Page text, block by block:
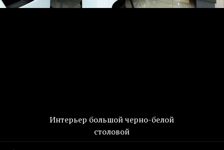
Интерьер большой черно-белой
столовой